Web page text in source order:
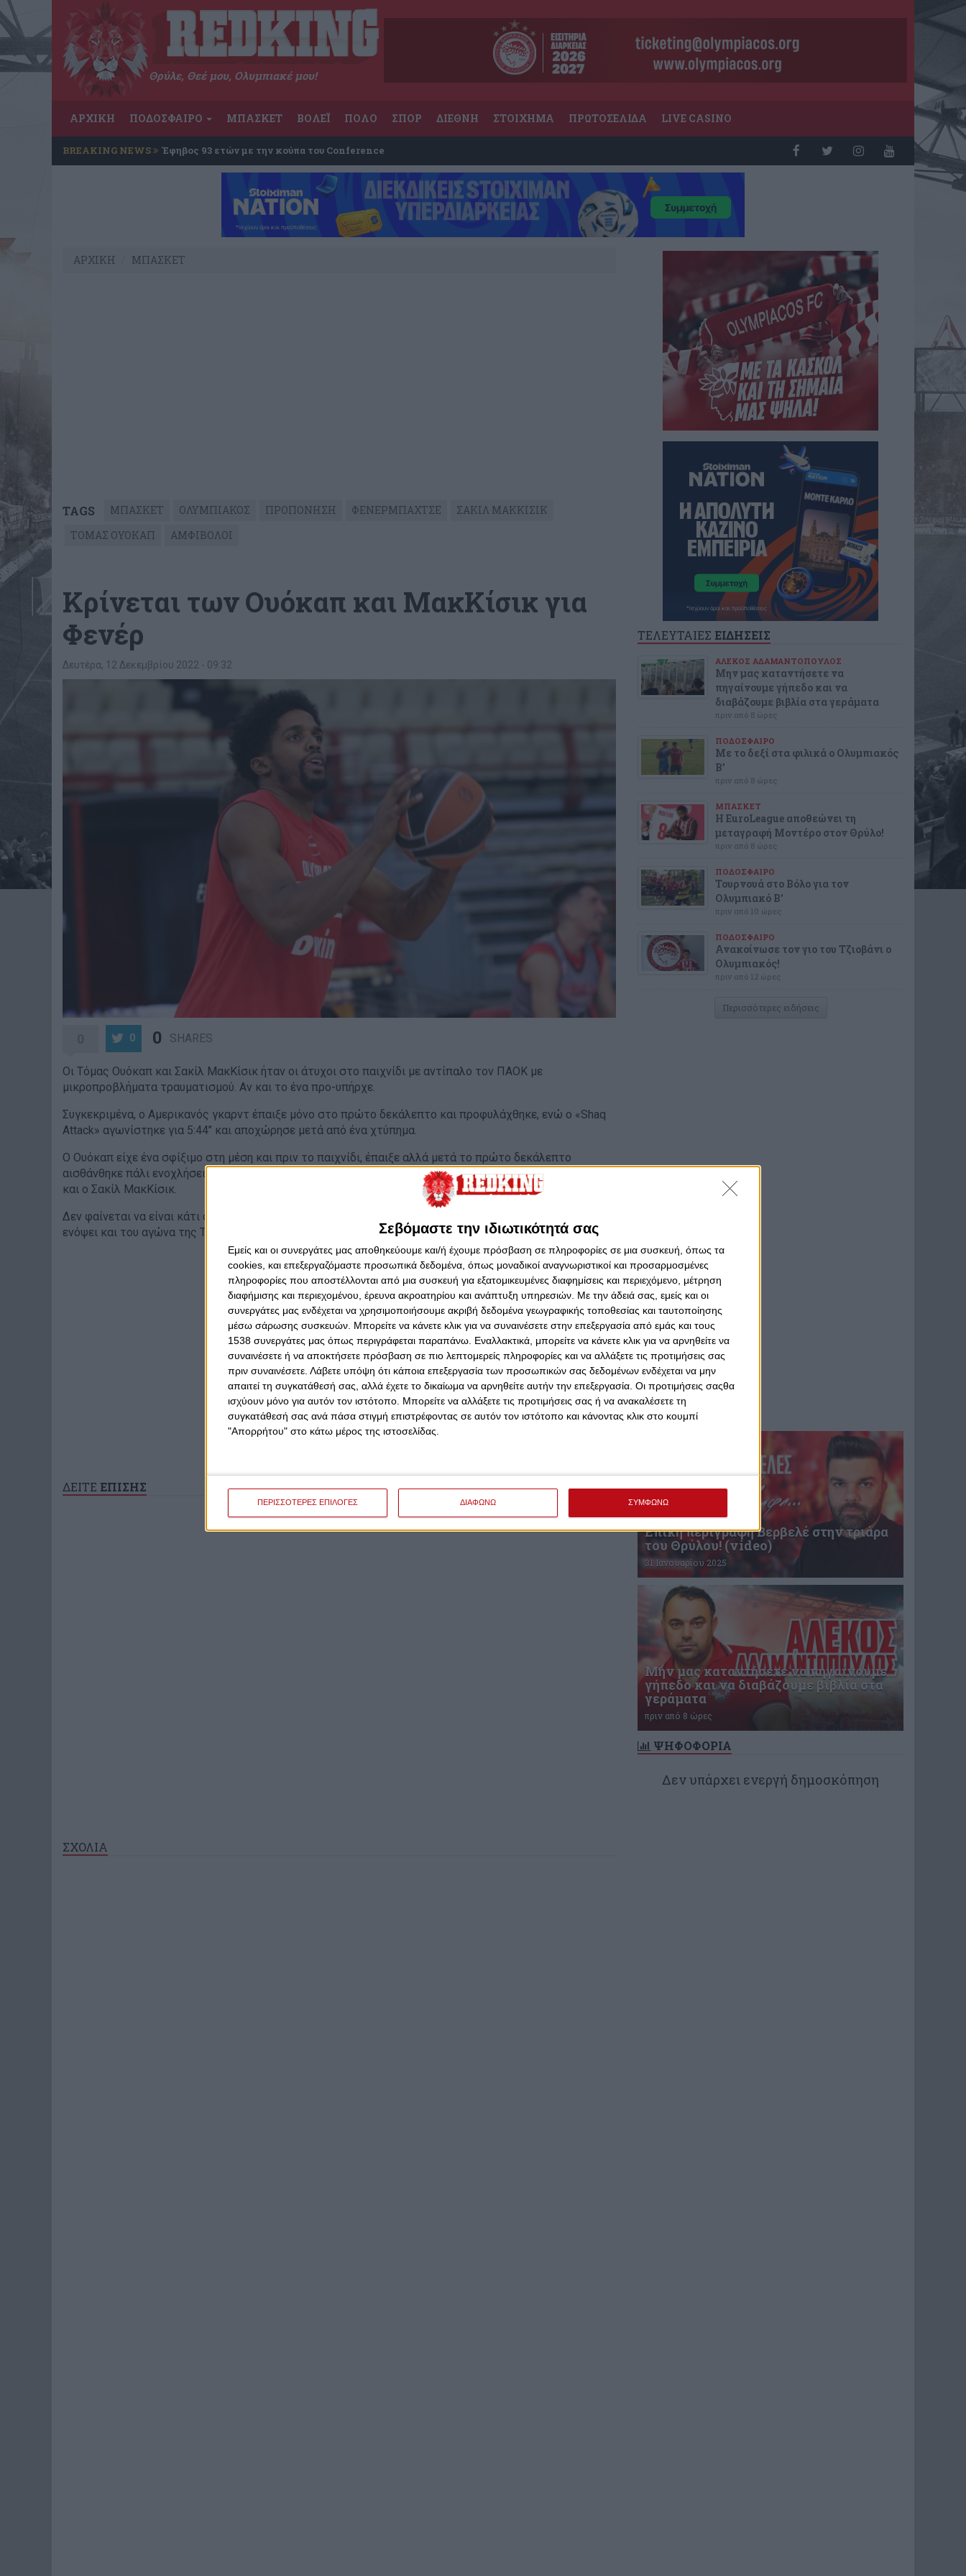
Σεβόμαστε την ιδιωτικότητά σας
Εμείς και οι συνεργάτες μας αποθηκεύουμε και/ή έχουμε πρόσβαση σε πληροφορίες σε μια συσκευή, όπως τα
cookies, και επεξεργαζόμαστε προσωπικά δεδομένα, όπως μοναδικοί αναγνωριστικοί και προσαρμοσμένες
πληροφορίες που αποστέλλονται από μια συσκευή για εξατομικευμένες διαφημίσεις και περιεχόμενο, μέτρηση
διαφήμισης και περιεχομένου, έρευνα ακροατηρίου και ανάπτυξη υπηρεσιών. Με την άδειά σας, εμείς και οι
συνεργάτες μας ενδέχεται να χρησιμοποιήσουμε ακριβή δεδομένα γεωγραφικής τοποθεσίας και ταυτοποίησης
μέσω σάρωσης συσκευών. Μπορείτε να κάνετε κλικ για να συναινέσετε στην επεξεργασία από εμάς και τους
1538 συνεργάτες μας όπως περιγράφεται παραπάνω. Εναλλακτικά, μπορείτε να κάνετε κλικ για να αρνηθείτε να
συναινέσετε ή να αποκτήσετε πρόσβαση σε πιο λεπτομερείς πληροφορίες και να αλλάξετε τις προτιμήσεις σας
πριν συναινέσετε. Λάβετε υπόψη ότι κάποια επεξεργασία των προσωπικών σας δεδομένων ενδέχεται να μην
απαιτεί τη συγκατάθεσή σας, αλλά έχετε το δικαίωμα να αρνηθείτε αυτήν την επεξεργασία. Οι προτιμήσεις σαςθα
ισχύουν μόνο για αυτόν τον ιστότοπο. Μπορείτε να αλλάξετε τις προτιμήσεις σας ή να ανακαλέσετε τη
συγκατάθεσή σας ανά πάσα στιγμή επιστρέφοντας σε αυτόν τον ιστότοπο και κάνοντας κλικ στο κουμπί
"Απορρήτου" στο κάτω μέρος της ιστοσελίδας.
ΠΕΡΙΣΣΟΤΕΡΕΣ ΕΠΙΛΟΓΕΣ ΔΙΑΦΩΝΩ ΣΥΜΦΩΝΩ
Θρύλε, Θεέ μου, Ολυμπιακέ μου!
ΑΡΧΙΚΗ ΠΟΔΟΣΦΑΙΡΟ ΜΠΑΣΚΕΤ ΒΟΛΕΪ ΠΟΛΟ ΣΠΟΡ ΔΙΕΘΝΗ ΣΤΟΙΧΗΜΑ ΠΡΩΤΟΣΕΛΙΔΑ LIVE CASINO
BREAKING NEWS Έφηβος 93 ετών με την κούπα του Conference
ΑΡΧΙΚΗ ΜΠΑΣΚΕΤ
TAGS ΜΠΑΣΚΕΤ ΟΛΥΜΠΙΑΚΟΣ ΠΡΟΠΟΝΗΣΗ ΦΕΝΕΡΜΠΑΧΤΣΕ
ΣΑΚΙΛ ΜΑΚΚΙΣΙΚ
ΤΟΜΑΣ ΟΥΟΚΑΠ
ΑΜΦΙΒΟΛΟΙ
Κρίνεται των Ουόκαπ και ΜακΚίσικ για
Φενέρ
Δευτέρα, 12 Δεκεμβρίου 2022 - 09:32
0 SHARES
0
Οι Τόμας Ουόκαπ και Σακίλ ΜακΚίσικ ήταν οι άτυχοι στο παιχνίδι με αντίπαλο τον ΠΑΟΚ με
μικροπροβλήματα τραυματισμού. Αν και το ένα προ-υπήρχε.
Συγκεκριμένα, ο Αμερικανός γκαρντ έπαιξε μόνο στο πρώτο δεκάλεπτο και προφυλάχθηκε, ενώ ο «Shaq
Attack» αγωνίστηκε για 5:44’’ και αποχώρησε μετά από ένα χτύπημα.
Ο Ουόκαπ είχε ένα σφίξιμο στη μέση και πριν το παιχνίδι, έπαιξε αλλά μετά το πρώτο δεκάλεπτο
αισθάνθηκε πάλι ενοχλήσεις και προφυλάχθηκε. Προληπτικά έμεινε εκτός, με σφίξιμο στον προσαγωγό,
και ο Σακίλ ΜακΚίσικ.
Δεν φαίνεται να είναι κάτι ανησυχητικό, αλλά περισσότερα θα φανούν στην προπόνηση της Δευτέρας,
ενόψει και του αγώνα της Τρίτης με τη Φενέρμπαχτσε στο ΣΕΦ.
ΔΕΙΤΕ ΕΠΙΣΗΣ
ΣΧΟΛΙΑ
ΤΕΛΕΥΤΑΙΕΣ ΕΙΔΗΣΕΙΣ
ΑΛΕΚΟΣ ΑΔΑΜΑΝΤΟΠΟΥΛΟΣ
Μην μας καταντήσετε να
πηγαίνουμε γήπεδο και να
διαβάζουμε βιβλία στα γεράματα
πριν από 8 ώρες
ΠΟΔΟΣΦΑΙΡΟ
Με το δεξί στα φιλικά ο Ολυμπιακός
Β’
πριν από 8 ώρες
ΜΠΑΣΚΕΤ
Η EuroLeague αποθεώνει τη
μεταγραφή Μοντέρο στον Θρύλο!
πριν από 8 ώρες
ΠΟΔΟΣΦΑΙΡΟ
Τουρνουά στο Βόλο για τον
Ολυμπιακό Β'
πριν από 10 ώρες
ΠΟΔΟΣΦΑΙΡΟ
Ανακοίνωσε τον γιο του Τζιοβάνι ο
Ολυμπιακός!
πριν από 12 ώρες
Περισσότερες ειδήσεις
Επική περιγραφή Βερβελέ στην τριάρα
του Θρύλου! (video)
31 Ιανουαρίου 2025
Μην μας καταντήσετε να πηγαίνουμε
γήπεδο και να διαβάζουμε βιβλία στα
γεράματα
πριν από 8 ώρες
ΨΗΦΟΦΟΡΙΑ
Δεν υπάρχει ενεργή δημοσκόπηση